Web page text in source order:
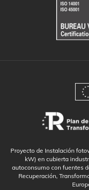
Proyecto de Instalación
kW) en cubierta
autoconsumo con fuentes
Recuperación,